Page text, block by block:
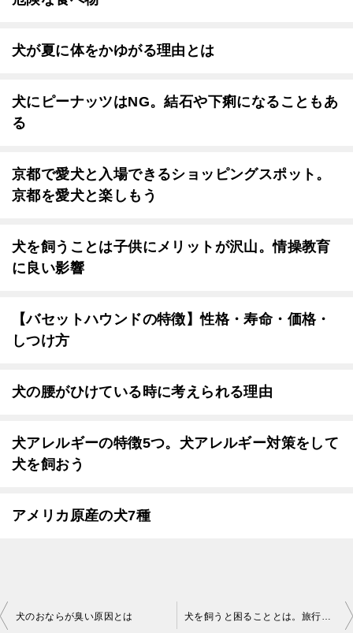
犬が夏に体をかゆがる理由とは
犬にピーナッツはNG。結石や下痢になることもあ
る
京都で愛犬と入場できるショッピングスポット。
京都を愛犬と楽しもう
犬を飼うことは子供にメリットが沢山。情操教育
に良い影響
【バセットハウンドの特徴】性格・寿命・価格・
しつけ方
犬の腰がひけている時に考えられる理由
犬アレルギーの特徴5つ。犬アレルギー対策をして
犬を飼おう
アメリカ原産の犬7種
投
犬のおならが臭い原因とは 犬を飼うと困ることとは。旅行や散歩がネックになる